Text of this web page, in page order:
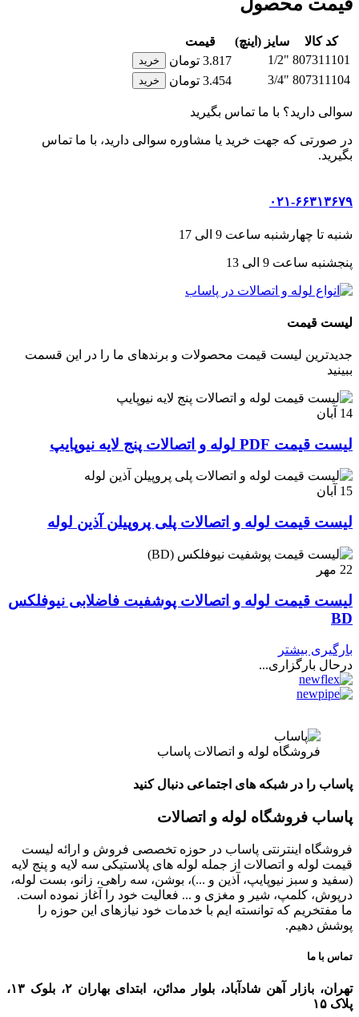
کد کالا سایز (اینچ)
قیمت
807311101
"1/2
3.817 تومان خرید
807311104
"3/4
3.454 تومان خرید
سوالی دارید؟ با ما تماس بگیرید
در صورتی که جهت خرید یا مشاوره سوالی دارید، با ما تماس
بگیرید.
۰۲۱-۶۶۳۱۳۶۷۹
شنبه تا چهارشنبه ساعت 9 الی 17
پنجشنبه ساعت 9 الی 13
لیست قیمت
جدیدترین لیست قیمت محصولات و برندهای ما را در این قسمت
ببینید
14 آبان
لیست قیمت PDF لوله و اتصالات پنج لایه نیوپایپ
15 آبان
لیست قیمت لوله و اتصالات پلی پروپیلن آذین لوله
22 مهر
لیست قیمت لوله و اتصالات پوشفیت فاضلابی نیوفلکس
BD
بارگیری بیشتر
درحال بارگزاری...
فروشگاه لوله و اتصالات پاساب
پاساب را در شبکه های اجتماعی دنبال کنید
پاساب فروشگاه لوله و اتصالات
فروشگاه اینترنتی پاساب در حوزه تخصصی فروش و ارائه لیست
قیمت لوله و اتصالات از جمله لوله های پلاستیکی سه لایه و پنج لایه
(سفید و سبز نیوپایپ، آذین و ...)، بوشن، سه راهی، زانو، بست لوله،
درپوش، کلمپ، شیر و مغزی و ... فعالیت خود را آغاز نموده است.
ما مفتخریم که توانسته ایم با خدمات خود نیازهای این حوزه را
پوشش دهیم.
تماس با ما
تهران، بازار آهن شادآباد، بلوار مدائن، ابتدای بهاران ۲، بلوک ۱۳،
پلاک ۱۵